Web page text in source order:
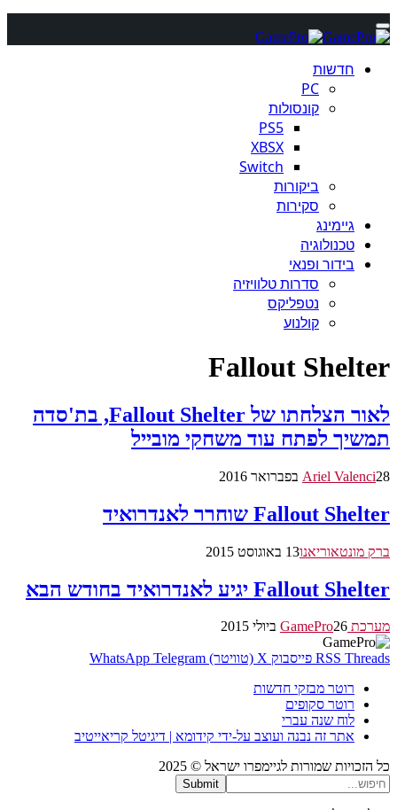
חדשות
PC
קונסולות
PS5
XBSX
Switch
ביקורות
סקירות
גיימינג
טכנולוגיה
בידור ופנאי
סדרות טלוויזיה
נטפליקס
קולנוע
Fallout Shelter
לאור הצלחתו של Fallout Shelter, בת'סדה
תמשיך לפתח עוד משחקי מובייל
Ariel Valenci28 בפברואר 2016
Fallout Shelter שוחרר לאנדרואיד
ברק מונטאוריאנו13 באוגוסט 2015
Fallout Shelter יגיע לאנדרואיד בחודש הבא
מערכת GamePro 26 ביולי 2015
RSS Threads פייסבוק X (טוויטר) WhatsApp Telegram
רוטר מבזקי חדשות
רוטר סקופים
לוח שנה עברי
אתר זה נבנה ועוצב על-ידי קידומא | דיגיטל קריאייטיב
כל הזכויות שמורות לגיימפרו ישראל © 2025
Submit